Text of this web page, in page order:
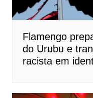
Flamengo
do Urubu e
racista em